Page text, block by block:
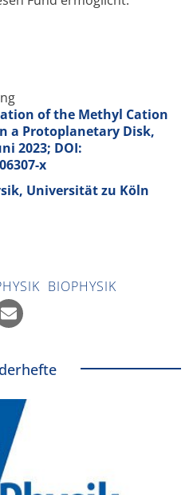
of the Methyl Cation
a Protoplanetary Disk,
2023; DOI:
x
Universität zu Köln
BIOPHYSIK